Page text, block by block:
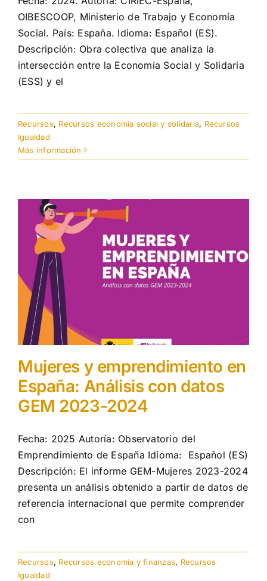
OIBESCOOP, Ministerio de Trabajo y Economía
Social. País: España. Idioma: Español (ES).
Descripción: Obra colectiva que analiza la
intersección entre la Economía Social y Solidaria
(ESS) y el
Recursos, Recursos economía social y solidaria, Recursos
Igualdad
Más información
Mujeres y emprendimiento en
España: Análisis con datos
GEM 2023-2024
Fecha: 2025 Autoría: Observatorio del
Emprendimiento de España Idioma: Español (ES)
Descripción: El informe GEM-Mujeres 2023-2024
presenta un análisis obtenido a partir de datos de
referencia internacional que permite comprender
con
Recursos, Recursos economía y finanzas, Recursos
Igualdad